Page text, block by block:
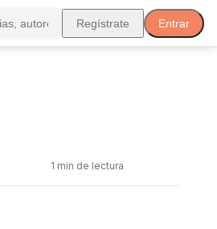
Regístrate Entrar
1 min de lectura